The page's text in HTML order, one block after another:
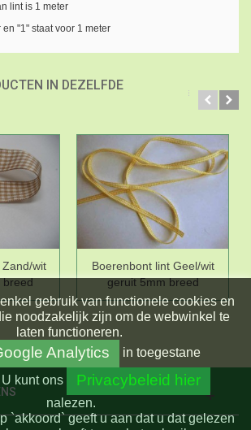
lint is 1 meter
"1" staat voor 1 meter
IN DEZELFDE
wit
breed
Boerenbont lint Geel/wit
geruit 5mm breed
gebruik van functionele cookies en
noodzakelijk zijn om de webwinkel te
laten functioneren.
Analytics
in toegestane
U kunt ons Privacybeleid hier
nalezen.
`akkoord` geeft u aan dat u dat gelezen